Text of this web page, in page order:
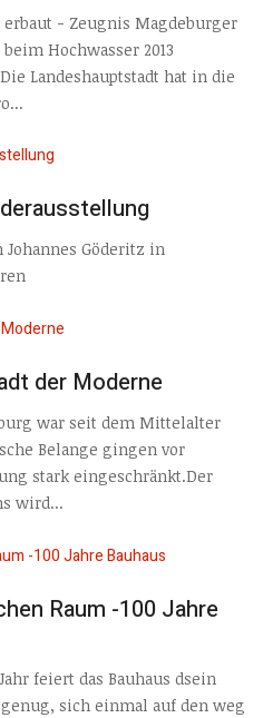
erbaut - Zeugnis Magdeburger
Hochwasser 2013
Landeshauptstadt hat in die
Göderitz in
der Moderne
war seit dem Mittelalter
Belange gingen vor
stark eingeschränkt.Der
wird...
Raum -100 Jahre
feiert das Bauhaus dsein
sich einmal auf den weg